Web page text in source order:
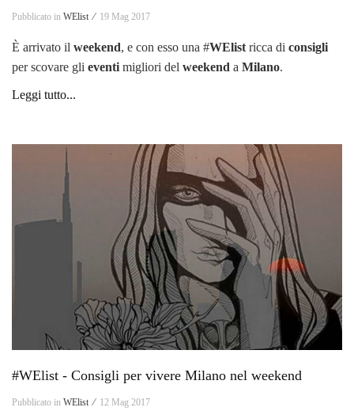
Pubblicato in WElist ⁄ 19 Mag 2017
È arrivato il weekend, e con esso una #WElist ricca di consigli
per scovare gli eventi migliori del weekend a Milano.
Leggi tutto...
#WElist - Consigli per vivere Milano nel weekend
Pubblicato in WElist ⁄ 12 Mag 2017